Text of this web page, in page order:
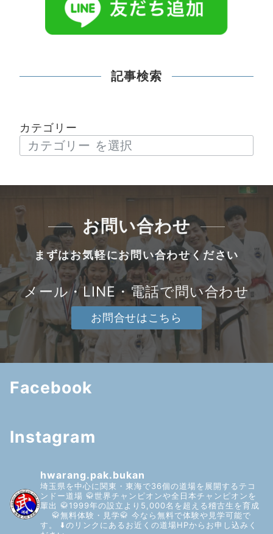
記事検索
カテゴリー
お問い合わせ
まずはお気軽にお問い合わせください
メール・LINE・電話で問い合わせ
お問合せはこちら
Facebook
Instagram
hwarang.pak.bukan
埼玉県を中心に関東・東海で36個の道場を展開するテコ
ンドー道場 🥋世界チャンピオンや全日本チャンピオンを
輩出 🥋1999年の設立より5,000名を超える稽古生を育成
🥋無料体験・見学🥋 今なら無料で体験や見学可能で
す。
⬇️のリンクにあるお近くの道場HPからお申し込みく